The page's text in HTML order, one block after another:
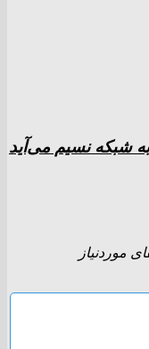
شبکه نسیم می‌آید
موردنیاز